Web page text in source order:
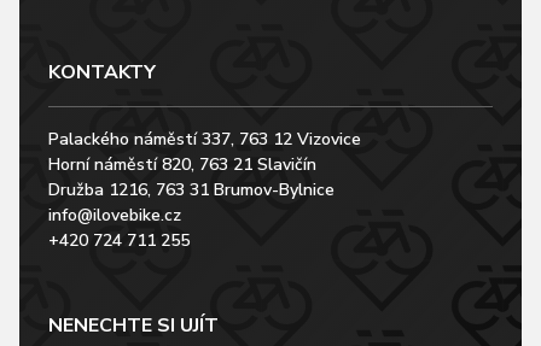
KONTAKTY
Palackého náměstí 337, 763 12 Vizovice
Horní náměstí 820, 763 21 Slavičín
Družba 1216, 763 31 Brumov-Bylnice
info@ilovebike.cz
+420 724 711 255
NENECHTE SI UJÍT